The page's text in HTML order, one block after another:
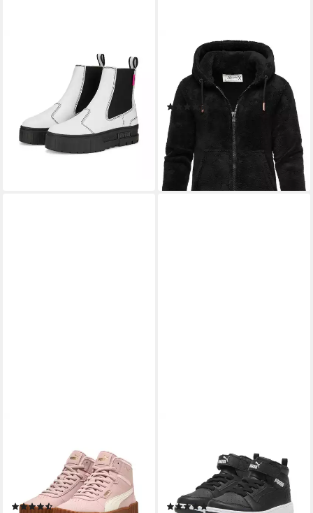
Schuhe Puma Mayze Chelsea
Pop Wns Sneakerboots
129,90 €
lieferbar - in 5-6 Werktagen bei dir
REPUBLIX
Sweatjacke JANIE Damen
Teddy Sweatjacke Plüsch
Hoodie Pullover Zipper Jacke
(315)
ab 27,90 € UVP
-49%
lieferbar - in 3-4 Werktagen bei dir
Sneaker für sportliche Looks
im Alltag, atmungsaktives
Textil-Innenmaterial
(16)
PS Winterboots
Winterschuhe, Sneakerboots,
gefüttert
(14)